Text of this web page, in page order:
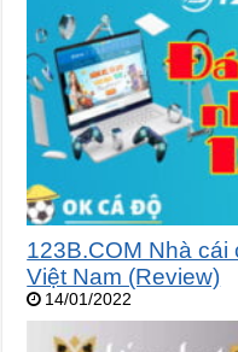
123B.COM Nhà
Việt Nam (Review)
14/01/2022